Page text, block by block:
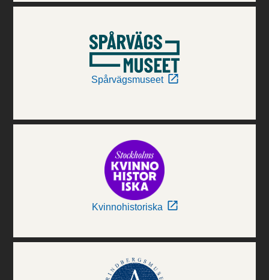
Spårvägsmuseet
Kvinnohistoriska